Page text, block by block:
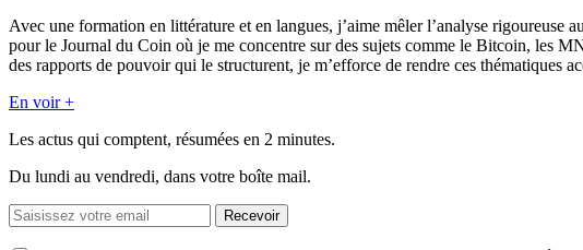
Avec une formation en littérature et en langues, j’aime mêler l’analyse
pour le Journal du Coin où je me concentre sur des sujets comme le Bitcoin, les
des rapports de pouvoir qui le structurent, je m’efforce de rendre ces thématiques
En voir +
Les actus qui comptent, résumées en 2 minutes.
Du lundi au vendredi, dans votre boîte mail.
Recevoir